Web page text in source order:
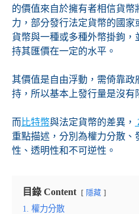
的價值來自於擁有者相信貨幣
力，部分發行法定貨幣的國家
貨幣與一種或多種外幣掛鉤，
持其匯價在一定的水平。
其價值是自由浮動，需倚靠政
持，所以基本上發行量是沒有
而 比特幣與法定貨幣的差異，
重點描述，分別為權力分散、
性、透明性和不可逆性。
目錄 Content 隱藏
1. 權力分散